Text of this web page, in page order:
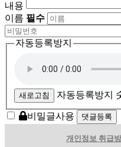
내용
이름 필수
자동등록방지
새로고침 자동등록방지
비밀글사용
개인정보 취급